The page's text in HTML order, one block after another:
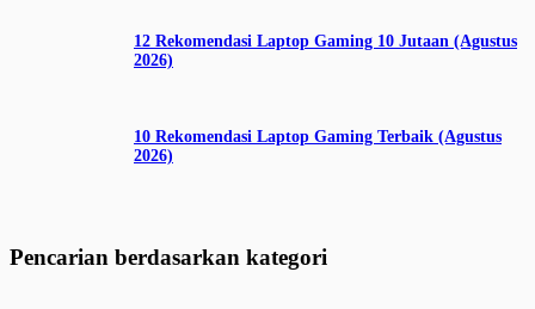
12 Rekomendasi Laptop Gaming 10 Jutaan (Agustus
2026)
10 Rekomendasi Laptop Gaming Terbaik (Agustus
2026)
Pencarian berdasarkan kategori